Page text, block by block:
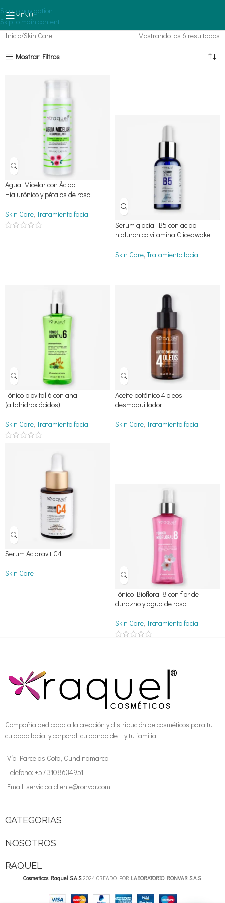
Skip to navigation
Skip to main content
MENU
Inicio Skin Care Mostrando los 6 resultados
Mostrar Filtros
Agua Micelar con Ácido
Hialurónico y pétalos de rosa
Skin Care, Tratamiento facial
Serum glacial B5 con acido
hialuronico vitamina C iceawake
Skin Care, Tratamiento facial
Tónico biovital 6 con aha
(alfahidroxiácidos)
Skin Care, Tratamiento facial
Aceite botánico 4 oleos
desmaquillador
Skin Care, Tratamiento facial
Serum Aclaravit C4
Skin Care
Tónico Biofloral 8 con flor de
durazno y agua de rosa
Skin Care, Tratamiento facial
Compañía dedicada a la creación y distribución de cosméticos para tu
cuidado facial y corporal, cuidando de ti y tu familia.
Vía Parcelas Cota, Cundinamarca
Telefono: +57 3108634951
Email: servicioalcliente@ronvar.com
CATEGORIAS
NOSOTROS
RAQUEL
Cosmeticos Raquel S.A.S 2024 CREADO POR LABORATORIO RONVAR S.A.S.